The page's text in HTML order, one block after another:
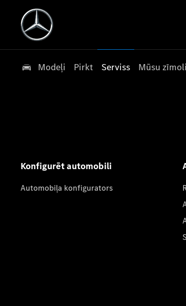
Modeļi Pirkt Serviss Mūsu zīmoli
Konfigurēt automobili
Automobiļa konfigurators